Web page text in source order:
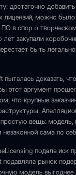
достаточно
можно было
в спор о
закупали
быть
доказать,
этот аргумент
что крупные
простую вещь:
незаконной сама по
подала иск
подавляла рынок
модель